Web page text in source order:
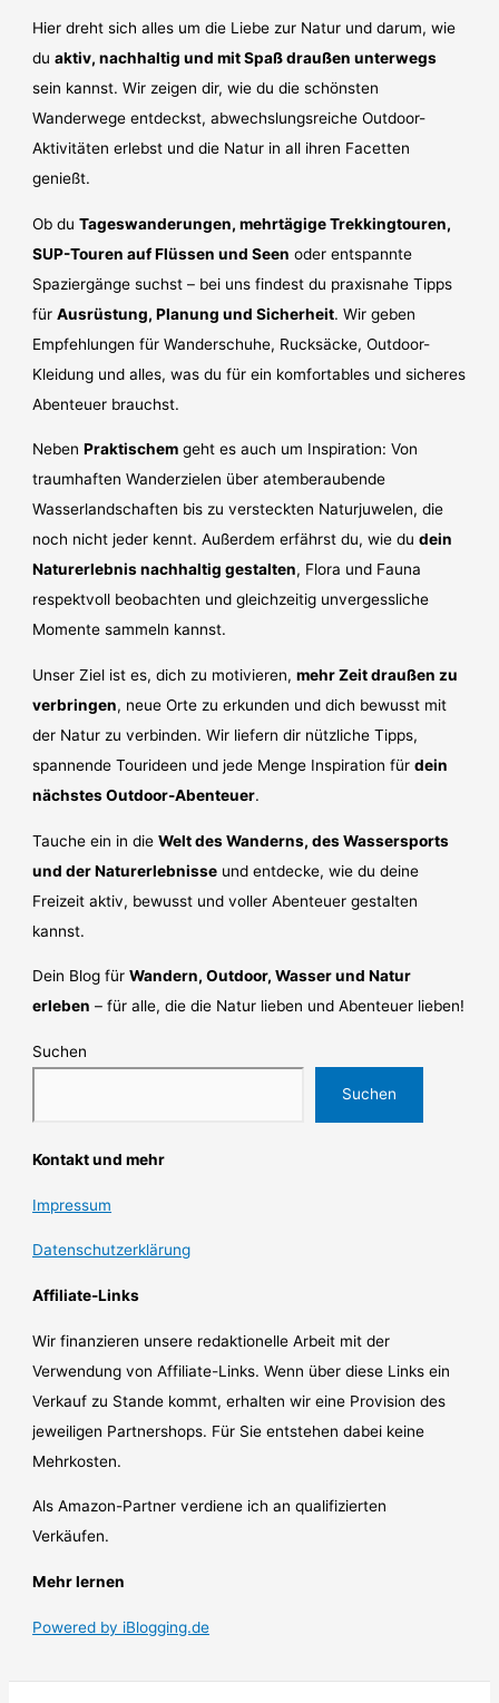
Hier dreht sich alles um die Liebe zur Natur und darum, wie
duaktiv, nachhaltig und mit Spaß draußen unterwegs
sein kannst. Wir zeigen dir, wie du die schönsten
Wanderwege entdeckst, abwechslungsreiche Outdoor-
Aktivitäten erlebst und die Natur in all ihren Facetten
genießt.
Ob duTageswanderungen, mehrtägige Trekkingtouren,
SUP-Touren auf Flüssen und Seen oder entspannte
Spaziergänge suchst – bei uns findest du praxisnahe Tipps
fürAusrüstung, Planung und Sicherheit. Wir geben
Empfehlungen für Wanderschuhe, Rucksäcke, Outdoor-
Kleidung und alles, was du für ein komfortables und sicheres
Abenteuer brauchst.
NebenPraktischem geht es auch um Inspiration: Von
traumhaften Wanderzielen über atemberaubende
Wasserlandschaften bis zu versteckten Naturjuwelen, die
noch nicht jeder kennt. Außerdem erfährst du, wie dudein
Naturerlebnis nachhaltig gestalten, Flora und Fauna
respektvoll beobachten und gleichzeitig unvergessliche
Momente sammeln kannst.
Unser Ziel ist es, dich zu motivieren,mehr Zeit draußen zu
verbringen, neue Orte zu erkunden und dich bewusst mit
der Natur zu verbinden. Wir liefern dir nützliche Tipps,
spannende Tourideen und jede Menge Inspiration fürdein
nächstes Outdoor-Abenteuer.
Tauche ein in dieWelt des Wanderns, des Wassersports
und der Naturerlebnisse und entdecke, wie du deine
Freizeit aktiv, bewusst und voller Abenteuer gestalten
kannst.
Dein Blog fürWandern, Outdoor, Wasser und Natur
erleben – für alle, die die Natur lieben und Abenteuer lieben!
Suchen
Suchen
Kontakt und mehr
Impressum
Datenschutzerklärung
Affiliate-Links
Wir finanzieren unsere redaktionelle Arbeit mit der
Verwendung von Affiliate-Links. Wenn über diese Links ein
Verkauf zu Stande kommt, erhalten wir eine Provision des
jeweiligen Partnershops. Für Sie entstehen dabei keine
Mehrkosten.
Als Amazon-Partner verdiene ich an qualifizierten
Verkäufen.
Mehr lernen
Powered by iBlogging.de